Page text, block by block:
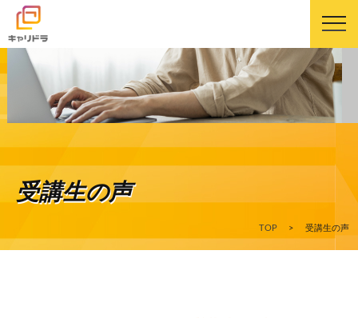
受講生の声
TOP > 受講生の声
キャリドラについて
キャリドラの強み
コース・カリキュラム
受講生の声